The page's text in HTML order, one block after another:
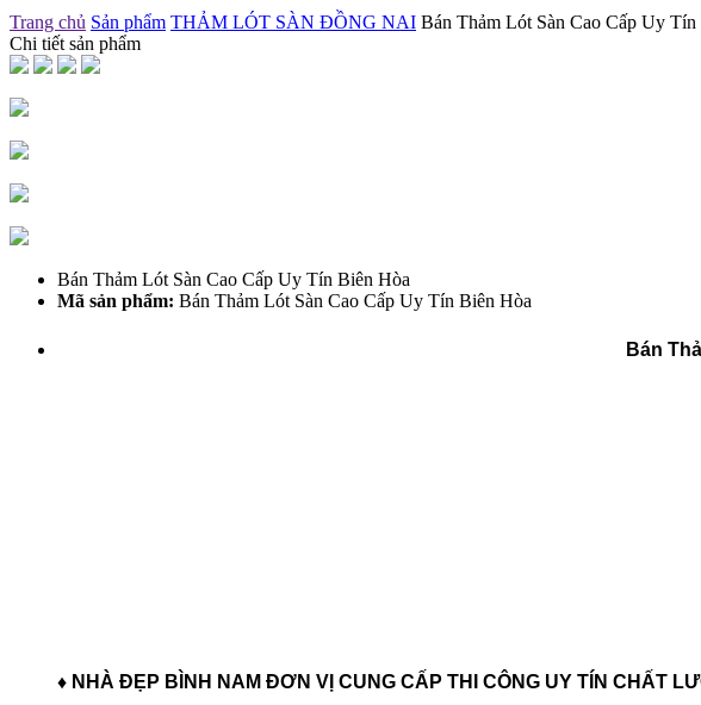
Trang chủ Sản phẩm THẢM LÓT SÀN ĐỒNG NAI Bán Thảm Lót Sàn Cao Cấp Uy Tín
Chi tiết sản phẩm
Bán Thảm Lót Sàn Cao Cấp Uy Tín Biên Hòa
Mã sản phẩm: Bán Thảm Lót Sàn Cao Cấp Uy Tín Biên Hòa
Bán
♦ NHÀ ĐẸP BÌNH NAM ĐƠN VỊ CUNG CẤP THI CÔNG UY TÍN CHẤT